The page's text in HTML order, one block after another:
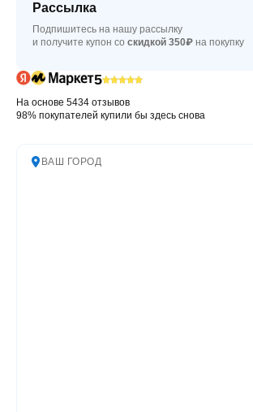
ВАШ ГОРОД
Рассылка
Подпишитесь на нашу рассылку
и получите купон со скидкой 350₽ на покупку
5
На основе 5434 отзывов
98% покупателей купили бы здесь снова